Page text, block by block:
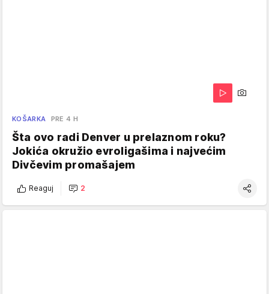
KOŠARKA PRE 4 H
Šta ovo radi Denver u prelaznom roku?
Jokića okružio evroligašima i najvećim
Divčevim promašajem
Reaguj 2